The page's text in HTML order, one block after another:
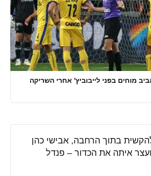
מוחים בפני לייבוביץ' אחרי השריקה
בתוך הרחבה, אבישי כהן
איתה את הכדור – פנדל